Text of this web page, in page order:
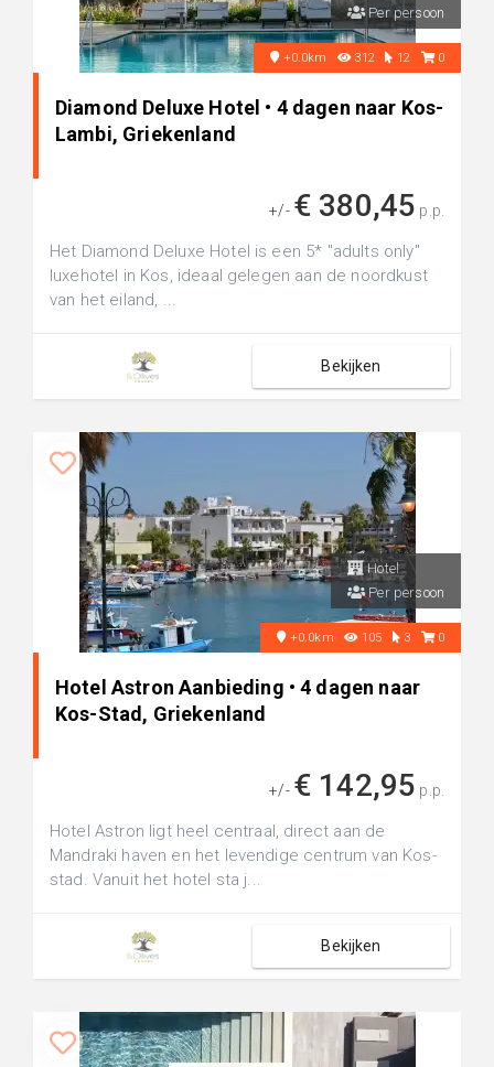
Per persoon
+0.0km 312 12 0
Diamond Deluxe Hotel • 4 dagen naar Kos-
Lambi, Griekenland
+/- € 380,45 p.p.
Het Diamond Deluxe Hotel is een 5* "adults only"
luxehotel in Kos, ideaal gelegen aan de noordkust
van het eiland, ...
Bekijken
Hotel
Per persoon
+0.0km 105 3 0
Hotel Astron Aanbieding • 4 dagen naar
Kos-Stad, Griekenland
+/- € 142,95 p.p.
Hotel Astron ligt heel centraal, direct aan de
Mandraki haven en het levendige centrum van Kos-
stad. Vanuit het hotel sta j...
Bekijken